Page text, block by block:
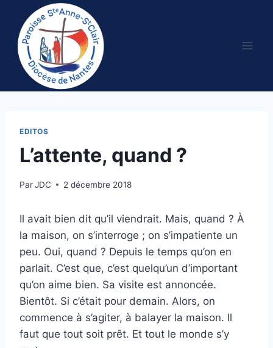
contenu
EDITOS
L’attente, quand ?
ParJDC 2 décembre 2018
Il avait bien dit qu’il viendrait. Mais, quand ? À
la maison, on s’interroge ; on s’impatiente un
peu. Oui, quand ? Depuis le temps qu’on en
parlait. C’est que, c’est quelqu’un d’important
qu’on aime bien. Sa visite est annoncée.
Bientôt. Si c’était pour demain. Alors, on
commence à s’agiter, à balayer la maison. Il
faut que tout soit prêt. Et tout le monde s’y